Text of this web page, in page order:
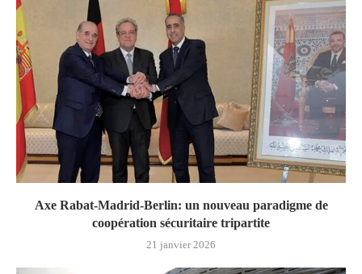
Axe Rabat-Madrid-Berlin: un nouveau paradigme de
coopération sécuritaire tripartite
21 janvier 2026